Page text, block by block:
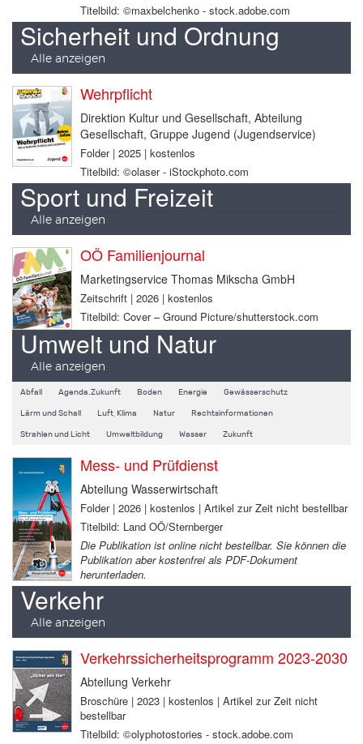
Titelbild: ©maxbelchenko - stock.adobe.com
Sicherheit und Ordnung
Alle anzeigen
Wehrpflicht
Direktion Kultur und Gesellschaft, Abteilung
Gesellschaft, Gruppe Jugend (Jugendservice)
Folder | 2025 | kostenlos
Titelbild: ©olaser - iStockphoto.com
Sport und Freizeit
Alle anzeigen
OÖ Familienjournal
Marketingservice Thomas Mikscha GmbH
Zeitschrift | 2026 | kostenlos
Titelbild: Cover – Ground Picture/shutterstock.com
Umwelt und Natur
Alle anzeigen
Abfall Agenda.Zukunft Boden Energie Gewässerschutz
Lärm und Schall Luft, Klima Natur Rechtsinformationen
Strahlen und Licht Umweltbildung Wasser Zukunft
Mess- und Prüfdienst
Abteilung Wasserwirtschaft
Folder | 2026 | kostenlos | Artikel zur Zeit nicht bestellbar
Titelbild: Land OÖ/Sternberger
Die Publikation ist online nicht bestellbar. Sie können die
Publikation aber kostenfrei als PDF-Dokument
herunterladen.
Verkehr
Alle anzeigen
Verkehrssicherheitsprogramm 2023-2030
Abteilung Verkehr
Broschüre | 2023 | kostenlos | Artikel zur Zeit nicht
bestellbar
Titelbild: ©olyphotostories - stock.adobe.com